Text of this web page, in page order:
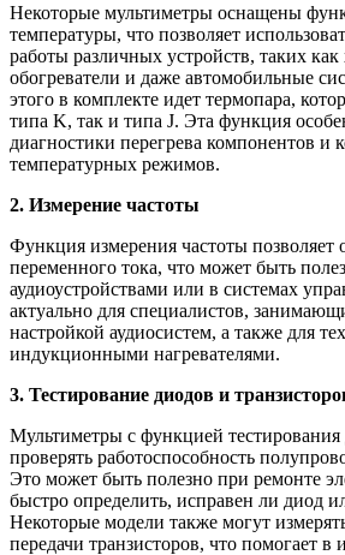
Некоторые мультиметры оснащены
температуры, что позволяет
работы различных устройств, таких
обогреватели и даже автомобильные
этого в комплекте идет термопара,
типа K, так и типа J. Эта функция
диагностики перегрева компонентов и
температурных режимов.
2. Измерение частоты
Функция измерения частоты позволяет
переменного тока, что может быть
аудиоустройствами или в системах
актуально для специалистов,
настройкой аудиосистем, а также для
индукционными нагревателями.
3. Тестирование диодов и
Мультиметры с функцией
проверять работоспособность
Это может быть полезно при ремонте
быстро определить, исправен ли диод
Некоторые модели также могут
передачи транзисторов, что помогает в